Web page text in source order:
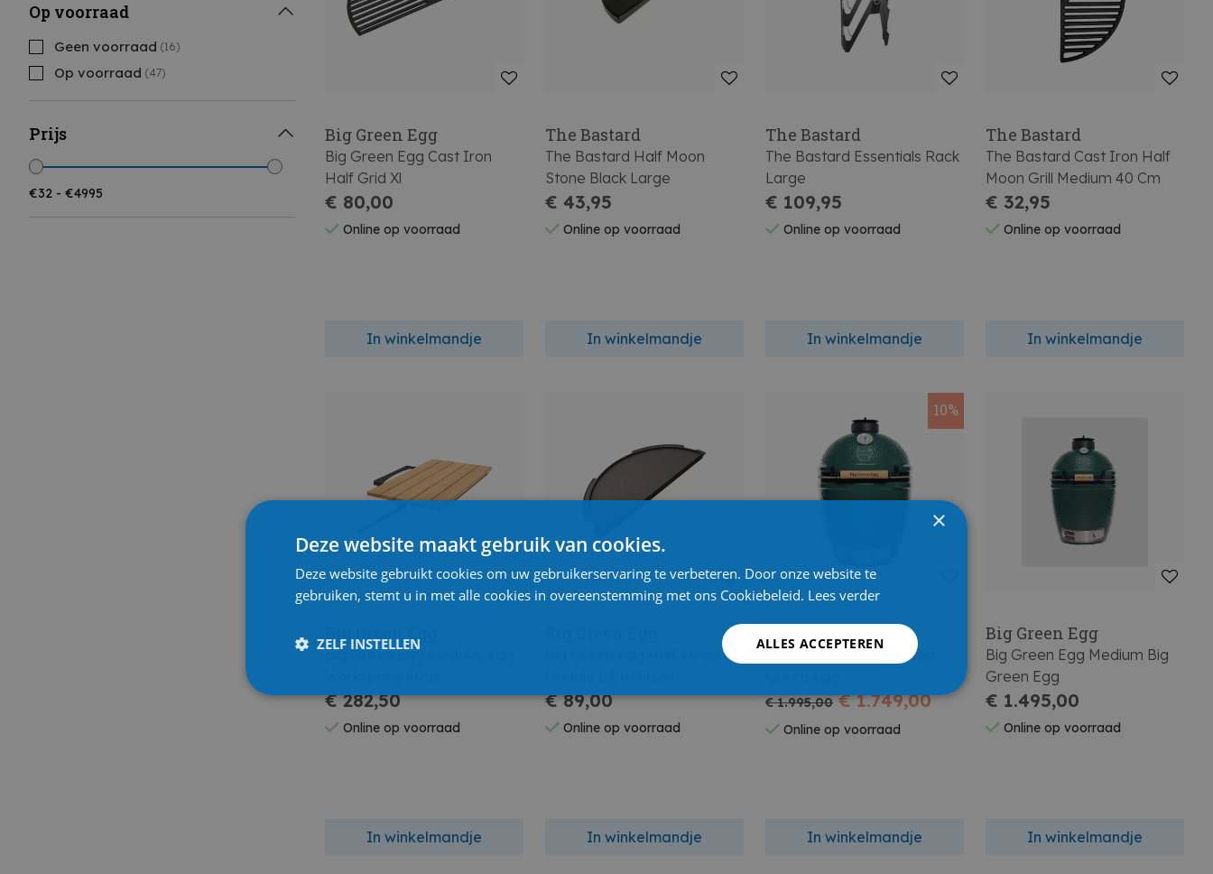
Op voorraad
Geen voorraad (16)
Op voorraad (47)
Prijs Big Green Egg
Big Green Egg Cast Iron
Half Grid Xl
€ 80,00
Online op voorraad
In winkelmandje
The Bastard
The Bastard Half Moon
Stone Black Large
€ 43,95
Online op voorraad
In winkelmandje
The Bastard
The Bastard Essentials Rack
Large
€ 109,95
Online op voorraad
In winkelmandje
The Bastard
The Bastard Cast Iron Half
Moon Grill Medium 40 Cm
€ 32,95
Online op voorraad
In winkelmandje
Big Green Egg Modular Egg
€ 282,50
Online op voorraad
In winkelmandje
Big Green Egg Half Moon Ci
€ 89,00
Online op voorraad
In winkelmandje
10%
Big Green Egg Large Big
€ 1.995,00 € 1.749,00
Online op voorraad
In winkelmandje
Big Green Egg
Big Green Egg Medium Big
Green Egg
€ 1.495,00
Online op voorraad
In winkelmandje
×
Deze website maakt gebruik van cookies.
Deze website gebruikt cookies om uw gebruikerservaring te verbeteren. Door onze website te
gebruiken, stemt u in met alle cookies in overeenstemming met ons Cookiebeleid. Lees verder
ALLES ACCEPTEREN
ZELF INSTELLEN